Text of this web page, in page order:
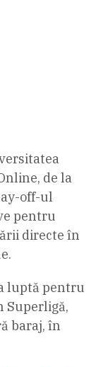
de la
off-ul
pentru
directe în
luptă pentru
Superligă,
baraj, în